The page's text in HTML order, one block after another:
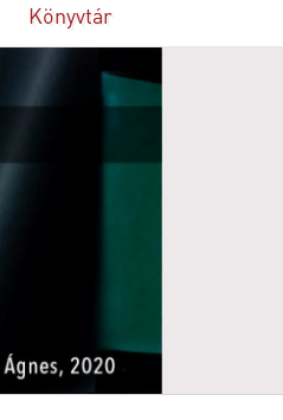
Könyvtár